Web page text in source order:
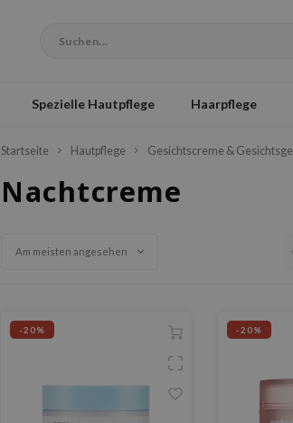
Spezielle Hautpflege Haarpflege
Startseite Hautpflege Gesichtscreme & Gesichtsgel
Nachtcreme
Am meisten angesehen
-20% -20%